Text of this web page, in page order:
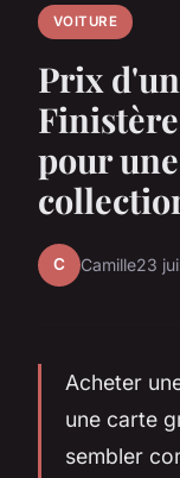
VOITURE
Prix
pour
C Camille23
Acheter
une carte
sembler